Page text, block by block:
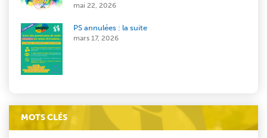
mai 22, 2026
PS annulées : la suite
mars 17, 2026
MOTS CLÉS